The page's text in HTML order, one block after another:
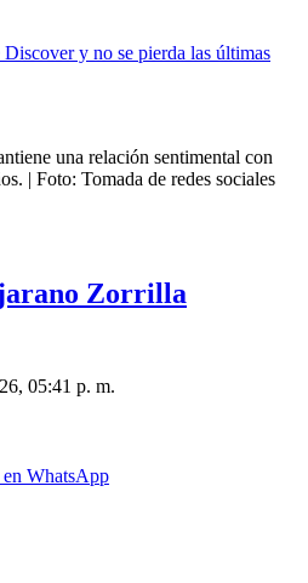
y no se pierda las últimas
una relación sentimental con
| Foto: Tomada de redes sociales
Zorrilla
05:41 p. m.
en WhatsApp